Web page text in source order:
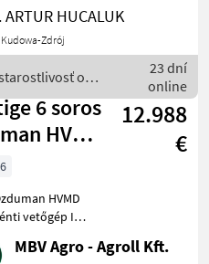
Düngerstreuer,
Behälter, Fassun
ARTUR HUCALUK
Zdrój
o
Sonstige
23 dní
online
6 soros
HVMD
I tárcs
12.988
€
HVMD
vetőgép I
lehetőség Az
a régió
MBV Agro - Agroll Kft.